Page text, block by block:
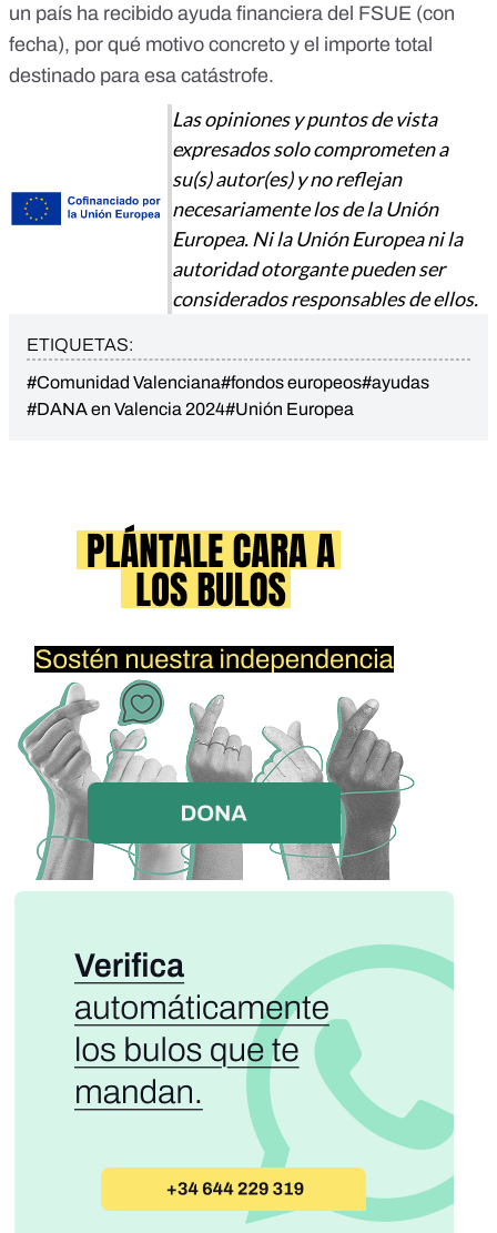
un país ha recibido ayuda financiera del FSUE (con
fecha), por qué motivo concreto y el importe total
destinado para esa catástrofe.
Las opiniones y puntos de vista
expresados solo comprometen a
su(s) autor(es) y no reflejan
necesariamente los de la Unión
Europea. Ni la Unión Europea ni la
autoridad otorgante pueden ser
considerados responsables de ellos.
ETIQUETAS:
#Comunidad Valenciana#fondos europeos#ayudas
#DANA en Valencia 2024#Unión Europea